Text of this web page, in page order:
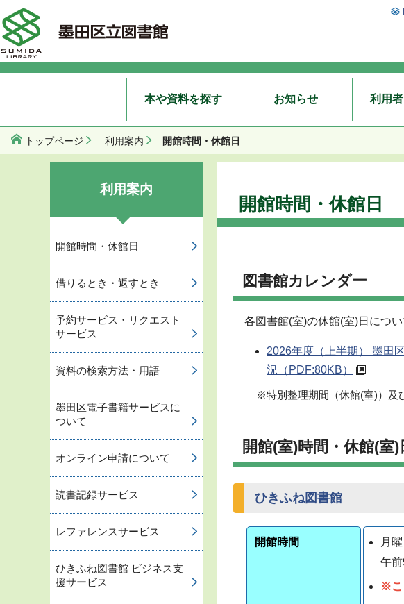
本や資料を探す お知らせ 利用
トップページ 利用案内 開館時間・休館日
開館時間・休館日
図書館カレンダー
各図書館(室)の休館(室)日につ
2026年度（上半期） 墨田
況 （PDF:80KB）
※特別整理期間（休館(室)）及
開館(室)時間・休館(室)
ひきふね図書館
開館時間 月
午
※こ
利用案内
開館時間・休館日
借りるとき・返すとき
予約サービス・リクエスト
サービス
資料の検索方法・用語
墨田区電子書籍サービスに
ついて
オンライン申請について
読書記録サービス
レファレンスサービス
ひきふね図書館 ビジネス支
援サービス